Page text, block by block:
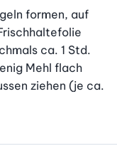
formen, auf
ca. 1 Std.
Mehl flach
ziehen (je ca.